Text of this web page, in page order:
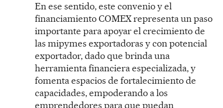
En ese sentido, este convenio y el
financiamiento COMEX representa un paso
importante para apoyar el crecimiento de
las mipymes exportadoras y con potencial
exportador, dado que brinda una
herramienta financiera especializada, y
fomenta espacios de fortalecimiento de
capacidades, empoderando a los
emprendedores para que puedan